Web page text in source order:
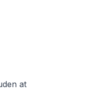
at